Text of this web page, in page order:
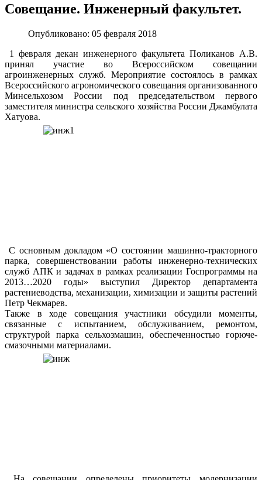
Совещание. Инженерный факультет.
Опубликовано: 05 февраля 2018
1 февраля декан инженерного факультета Поликанов А.В.
принял участие во Всероссийском совещании
агроинженерных служб. Мероприятие состоялось в рамках
Всероссийского агрономического совещания организованного
Минсельхозом России под председательством первого
заместителя министра сельского хозяйства России Джамбулата
Хатуова.
С основным докладом «О состоянии машинно-тракторного
парка, совершенствовании работы инженерно-технических
служб АПК и задачах в рамках реализации Госпрограммы на
2013…2020 годы» выступил Директор департамента
растениеводства, механизации, химизации и защиты растений
Петр Чекмарев.
Также в ходе совещания участники обсудили моменты,
связанные с испытанием, обслуживанием, ремонтом,
структурой парка сельхозмашин, обеспеченностью горюче-
смазочными материалами.